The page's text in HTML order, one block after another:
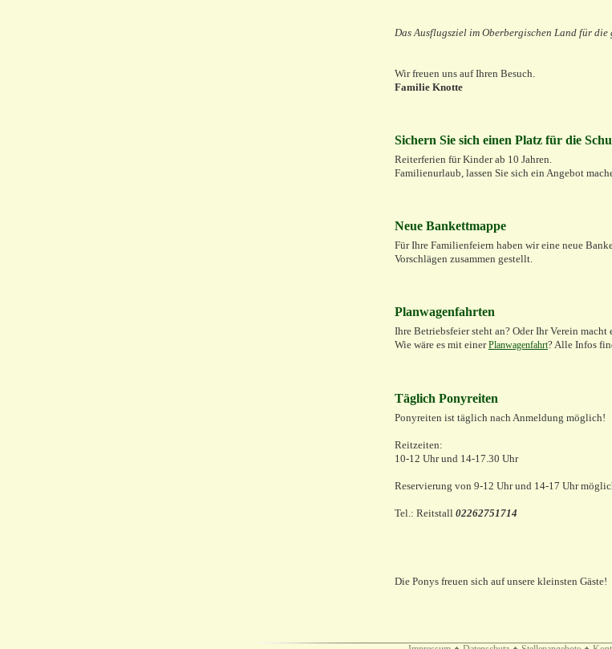
Das Ausflugsziel im Oberbergischen Land für die
Wir freuen uns auf Ihren Besuch.
Familie Knotte
Sichern Sie sich einen Platz für die
Reiterferien für Kinder ab 10 Jahren.
Familienurlaub, lassen Sie sich ein Angebot
Neue Bankettmappe
Für Ihre Familienfeiern haben wir eine neue
Vorschlägen zusammen gestellt.
Planwagenfahrten
Ihre Betriebsfeier steht an? Oder Ihr Verein macht
Wie wäre es mit einerPlanwagenfahrt? Alle Infos
Täglich Ponyreiten
Ponyreiten ist täglich nach Anmeldung möglich!
Reitzeiten:
10-12 Uhr und 14-17.30 Uhr
Reservierung von 9-12 Uhr und 14-17 Uhr
Tel.: Reitstall 02262751714
Die Ponys freuen sich auf unsere kleinsten Gäste!